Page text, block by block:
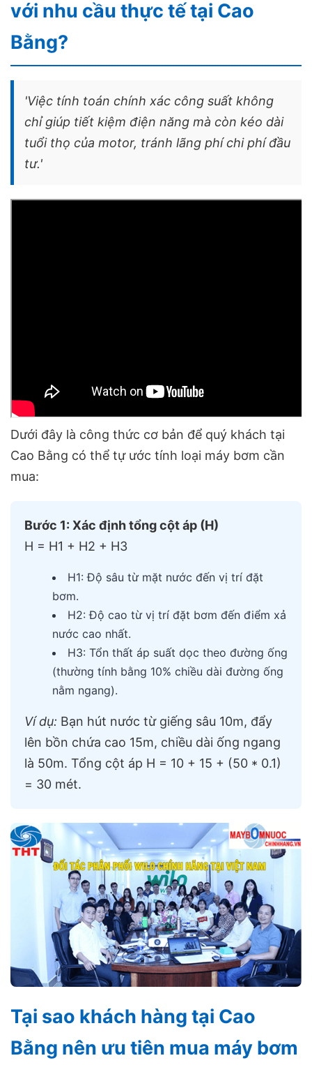
với nhu cầu thực tế tại Cao
Bằng?
'Việc tính toán chính xác công suất không
chỉ giúp tiết kiệm điện năng mà còn kéo dài
tuổi thọ của motor, tránh lãng phí chi phí đầu
tư.'
Dưới đây là công thức cơ bản để quý khách tại
Cao Bằng có thể tự ước tính loại máy bơm cần
mua:
Bước 1: Xác định tổng cột áp (H)
H = H1 + H2 + H3
H1: Độ sâu từ mặt nước đến vị trí đặt
bơm.
H2: Độ cao từ vị trí đặt bơm đến điểm xả
nước cao nhất.
H3: Tổn thất áp suất dọc theo đường ống
(thường tính bằng 10% chiều dài đường ống
nằm ngang).
Ví dụ: Bạn hút nước từ giếng sâu 10m, đẩy
lên bồn chứa cao 15m, chiều dài ống ngang
là 50m. Tổng cột áp H = 10 + 15 + (50 * 0.1)
= 30 mét.
Tại sao khách hàng tại Cao
Bằng nên ưu tiên mua máy bơm